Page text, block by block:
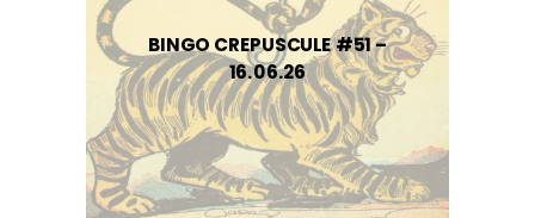
BINGO CREPUSCULE #51 –
16.06.26